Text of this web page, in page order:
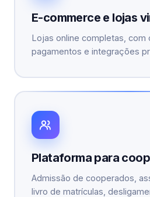
E-commerce e lojas
Lojas online completas, com
pagamentos e integrações
Plataforma para
Admissão de cooperados,
livro de matrículas,